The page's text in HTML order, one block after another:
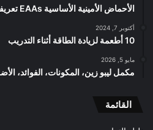
الأحماض الأمينية الأساسية EAAs تعريفها، أهميتها، مصادرها، وفوائدها
أكتوبر 7, 2024
10 أطعمة لزيادة الطاقة أثناء التدريب
مايو 5, 2026
مكمل ليبو زين، المكونات، الفوائد،
القائمة